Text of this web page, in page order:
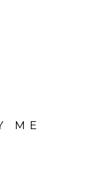
ME